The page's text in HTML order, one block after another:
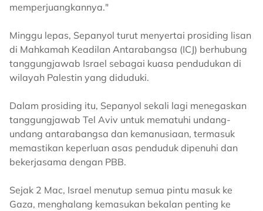
memperjuangkannya."
Minggu lepas, Sepanyol turut menyertai prosiding lisan
di Mahkamah Keadilan Antarabangsa (ICJ) berhubung
tanggungjawab Israel sebagai kuasa pendudukan di
wilayah Palestin yang diduduki.
Dalam prosiding itu, Sepanyol sekali lagi menegaskan
tanggungjawab Tel Aviv untuk mematuhi undang-
undang antarabangsa dan kemanusiaan, termasuk
memastikan keperluan asas penduduk dipenuhi dan
bekerjasama dengan PBB.
Sejak 2 Mac, Israel menutup semua pintu masuk ke
Gaza, menghalang kemasukan bekalan penting ke